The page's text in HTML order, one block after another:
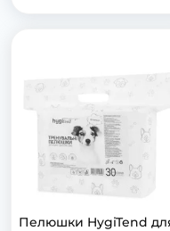
Пелюшки HygiTend